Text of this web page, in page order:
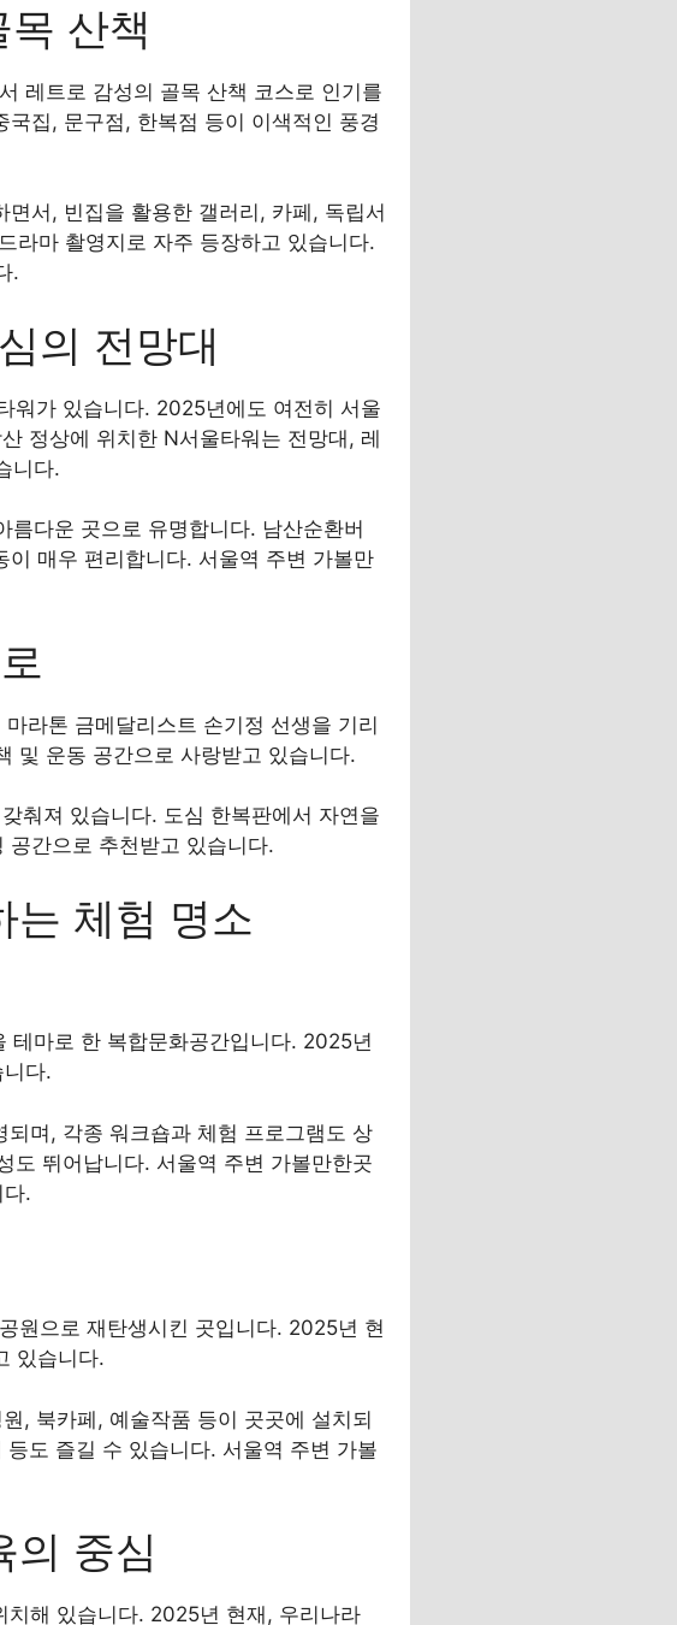
산책
레트로 감성의 골목 산책 코스로 인기를
집, 문구점, 한복점 등이 이색적인 풍경
서, 빈집을 활용한 갤러리, 카페, 독립서
라마 촬영지로 자주 등장하고 있습니다.
.
의 전망대
워가 있습니다. 2025년에도 여전히 서울
정상에 위치한 N서울타워는 전망대, 레
니다.
다운 곳으로 유명합니다. 남산순환버
매우 편리합니다. 서울역 주변 가볼만
라톤 금메달리스트 손기정 선생을 기리
및 운동 공간으로 사랑받고 있습니다.
춰져 있습니다. 도심 한복판에서 자연을
간으로 추천받고 있습니다.
는 체험 명소
테마로 한 복합문화공간입니다. 2025년
다.
되며, 각종 워크숍과 체험 프로그램도 상
도 뛰어납니다. 서울역 주변 가볼만한곳
.
원으로 재탄생시킨 곳입니다. 2025년 현
있습니다.
, 북카페, 예술작품 등이 곳곳에 설치되
도 즐길 수 있습니다. 서울역 주변 가볼
의 중심
치해 있습니다. 2025년 현재, 우리나라